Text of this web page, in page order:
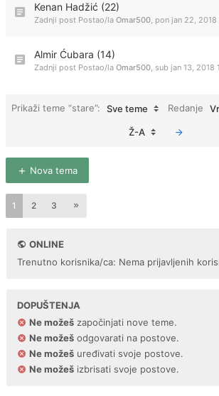
Kenan Hadžić (22)
Zadnji post Postao/la Omar500, pon jan 22, 2018
Almir Ćubara (14)
Zadnji post Postao/la Omar500, sub jan 13, 2018
Prikaži teme “stare”: Sve teme Redanje
Ž-A
Nova tema
1 2 3
ONLINE
Trenutno korisnika/ca: Nema prijavljenih
DOPUŠTENJA
Ne možeš započinjati nove teme.
Ne možeš odgovarati na postove.
Ne možeš uređivati svoje postove.
Ne možeš izbrisati svoje postove.